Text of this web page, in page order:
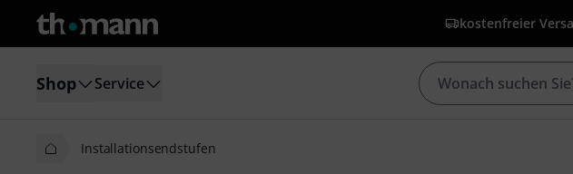
kostenfreier
Shop Service
Installationsendstufen